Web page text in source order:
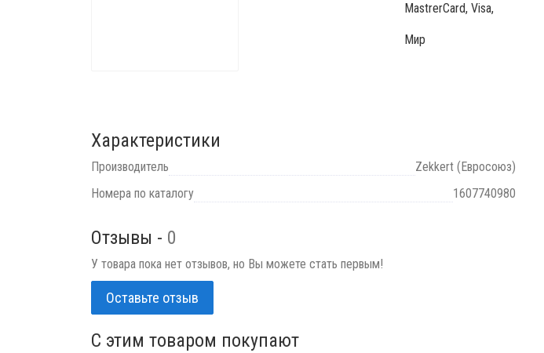
MastrerCard, Visa,
Мир
Характеристики
Производитель
Zekkert (Евросоюз)
Номера по каталогу
1607740980
Отзывы - 0
У товара пока нет отзывов, но Вы можете стать первым!
Оставьте отзыв
C этим товаром покупают